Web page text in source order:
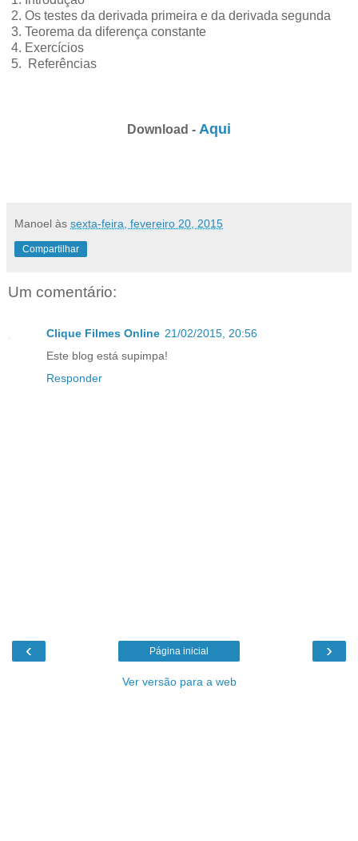
2. Os testes da derivada primeira e da derivada segunda
3. Teorema da diferença constante
4. Exercícios
5. Referências
Download - Aqui
Manoel às sexta-feira, fevereiro 20, 2015
Compartilhar
Um comentário:
Clique Filmes Online 21/02/2015, 20:56
Este blog está supimpa!
Responder
‹ ›
Página inicial
Ver versão para a web